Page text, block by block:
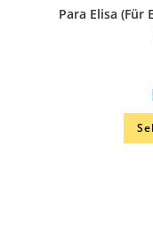
Para Elisa (Für